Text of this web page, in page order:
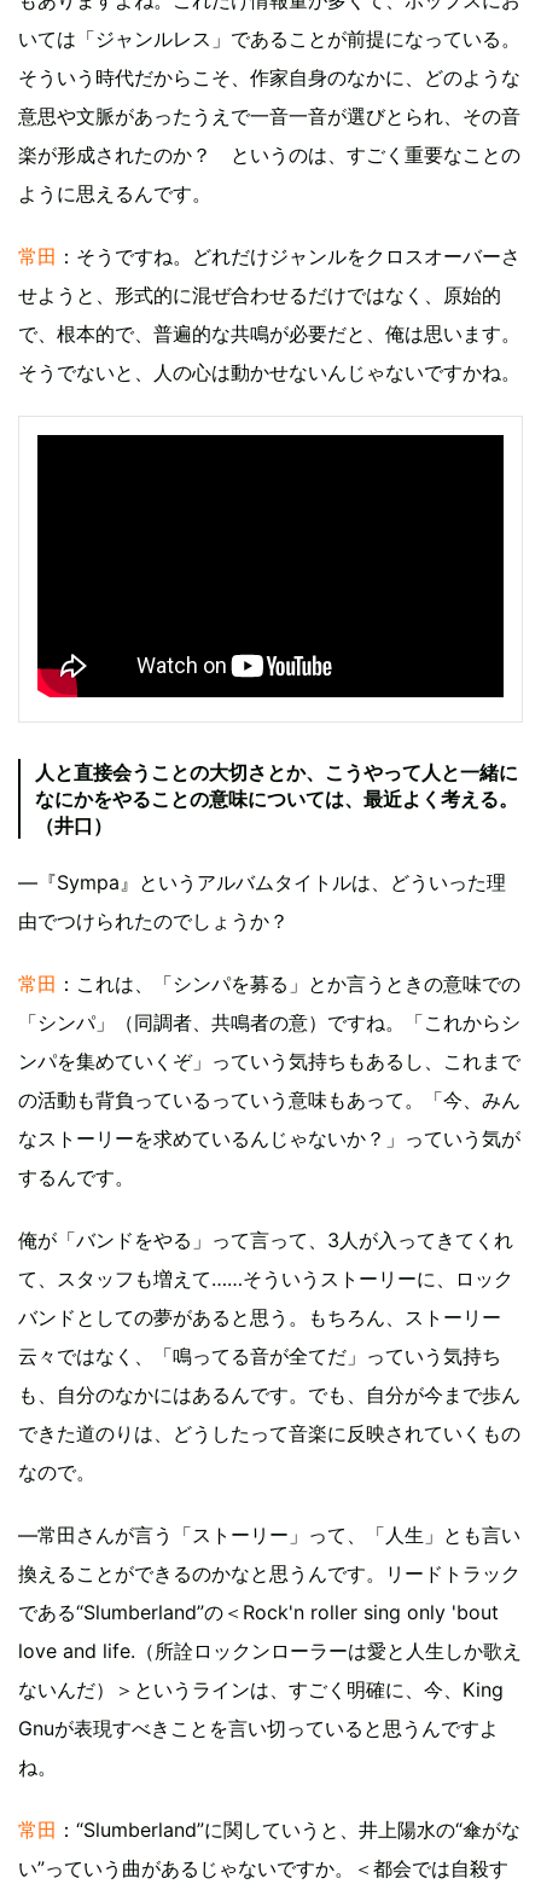
いては「ジャンルレス」であることが前提になっている。
そういう時代だからこそ、作家自身のなかに、どのような
意思や文脈があったうえで一音一音が選びとられ、その音
楽が形成されたのか？ というのは、すごく重要なことの
ように思えるんです。
常田 ：そうですね。どれだけジャンルをクロスオーバーさ
せようと、形式的に混ぜ合わせるだけではなく、原始的
で、根本的で、普遍的な共鳴が必要だと、俺は思います。
そうでないと、人の心は動かせないんじゃないですかね。
人と直接会うことの大切さとか、こうやって人と一緒に
なにかをやることの意味については、最近よく考える。
（井口）
—『Sympa』というアルバムタイトルは、どういった理
由でつけられたのでしょうか？
常田 ：これは、「シンパを募る」とか言うときの意味での
「シンパ」（同調者、共鳴者の意）ですね。「これからシ
ンパを集めていくぞ」っていう気持ちもあるし、これまで
の活動も背負っているっていう意味もあって。「今、みん
なストーリーを求めているんじゃないか？」っていう気が
するんです。
俺が「バンドをやる」って言って、3人が入ってきてくれ
て、スタッフも増えて……そういうストーリーに、ロック
バンドとしての夢があると思う。もちろん、ストーリー
云々ではなく、「鳴ってる音が全てだ」っていう気持ち
も、自分のなかにはあるんです。でも、自分が今まで歩ん
できた道のりは、どうしたって音楽に反映されていくもの
なので。
—常田さんが言う「ストーリー」って、「人生」とも言い
換えることができるのかなと思うんです。リードトラック
である“Slumberland”の＜Rock'n roller sing only 'bout
love and life.（所詮ロックンローラーは愛と人生しか歌え
ないんだ）＞というラインは、すごく明確に、今、King
Gnuが表現すべきことを言い切っていると思うんですよ
ね。
常田 ：“Slumberland”に関していうと、井上陽水の“傘がな
い”っていう曲があるじゃないですか。＜都会では自殺す